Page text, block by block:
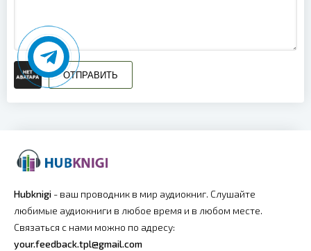
ОТПРАВИТЬ
Hubknigi - ваш проводник в мир аудиокниг. Слушайте
любимые аудиокниги в любое время и в любом месте.
Связаться с нами можно по адресу:
your.feedback.tpl@gmail.com